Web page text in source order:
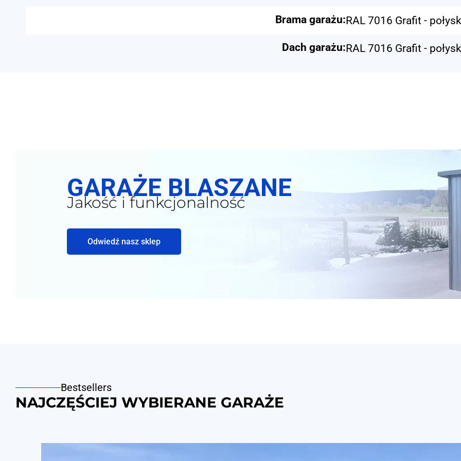
Brama garażu:RAL 7016 Grafit - połysk
Dach garażu:RAL 7016 Grafit - połysk
GARAŻE BLASZANE
Jakość i funkcjonalność
Odwiedź nasz sklep
Bestsellers
NAJCZĘŚCIEJ WYBIERANE GARAŻE